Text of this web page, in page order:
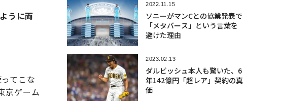
うに両
てこな
京ゲーム
2022.11.15
ソニーがマンCとの協業発表で
「メタバース」という言葉を
避けた理由
2023.02.13
ダルビッシュ本人も驚いた、6
年142億円「超レア」契約の真
価